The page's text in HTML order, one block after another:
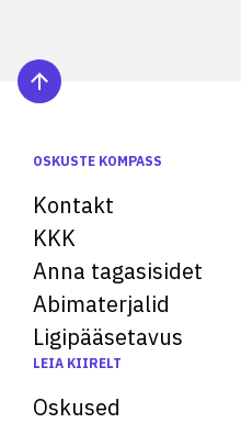
OSKUSTE KOMPASS
Kontakt
KKK
Anna tagasisidet
Abimaterjalid
Ligipääsetavus
LEIA KIIRELT
Oskused